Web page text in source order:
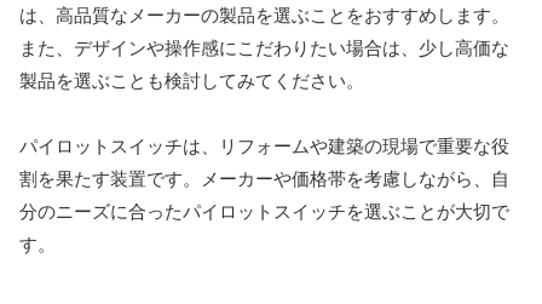
は、高品質なメーカーの製品を選ぶことをおすすめします。
また、デザインや操作感にこだわりたい場合は、少し高価な
製品を選ぶことも検討してみてください。
パイロットスイッチは、リフォームや建築の現場で重要な役
割を果たす装置です。メーカーや価格帯を考慮しながら、自
分のニーズに合ったパイロットスイッチを選ぶことが大切で
す。